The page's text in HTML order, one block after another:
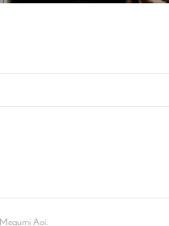
Megumi Aoi.